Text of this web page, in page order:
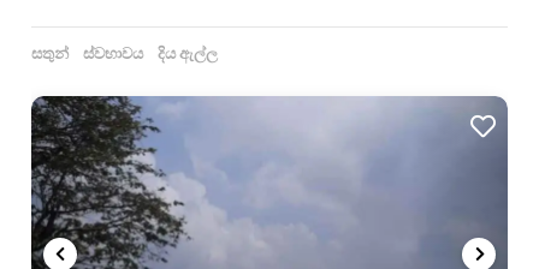
සතුන් ස්වභාවය දිය ඇල්ල